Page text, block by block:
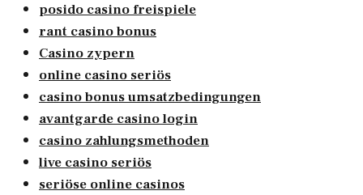
posido casino freispiele
rant casino bonus
Casino zypern
online casino seriös
casino bonus umsatzbedingungen
avantgarde casino login
casino zahlungsmethoden
live casino seriös
seriöse online casinos